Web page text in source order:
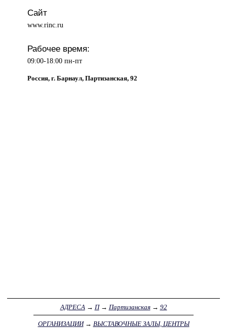
Сайт
www.rinc.ru
Рабочее время:
09:00-18:00 пн-пт
Россия, г. Барнаул, Партизанская, 92
АДРЕСА → П→ Партизанская→ 92
ОРГАНИЗАЦИИ→ ВЫСТАВОЧНЫЕ ЗАЛЫ, ЦЕНТРЫ